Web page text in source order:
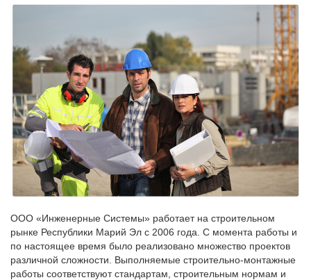
ООО «Инженерные Системы» работает на строительном
рынке Республики Марий Эл с 2006 года. С момента работы и
по настоящее время было реализовано множество проектов
различной сложности. Выполняемые строительно-монтажные
работы соответствуют стандартам, строительным нормам и